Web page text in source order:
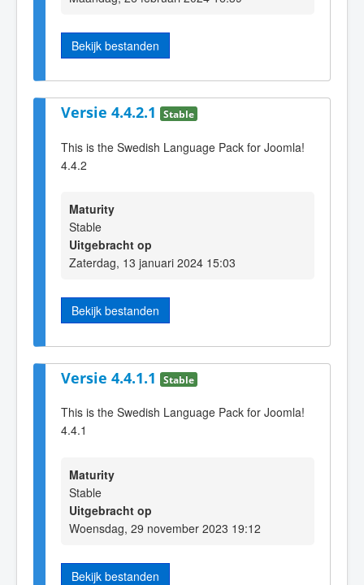
Bekijk bestanden
Versie 4.4.2.1 Stable
This is the Swedish Language Pack for Joomla!
4.4.2
Maturity
Stable
Uitgebracht op
Zaterdag, 13 januari 2024 15:03
Bekijk bestanden
Versie 4.4.1.1 Stable
This is the Swedish Language Pack for Joomla!
4.4.1
Maturity
Stable
Uitgebracht op
Woensdag, 29 november 2023 19:12
Bekijk bestanden